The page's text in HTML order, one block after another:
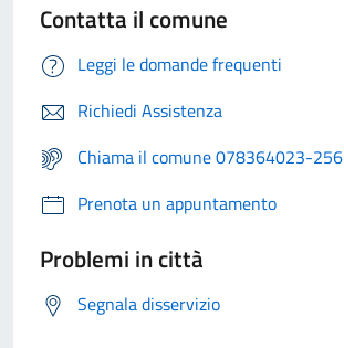
Contatta il comune
Leggi le domande frequenti
Richiedi Assistenza
Chiama il comune 078364023-256
Prenota un appuntamento
Problemi in città
Segnala disservizio